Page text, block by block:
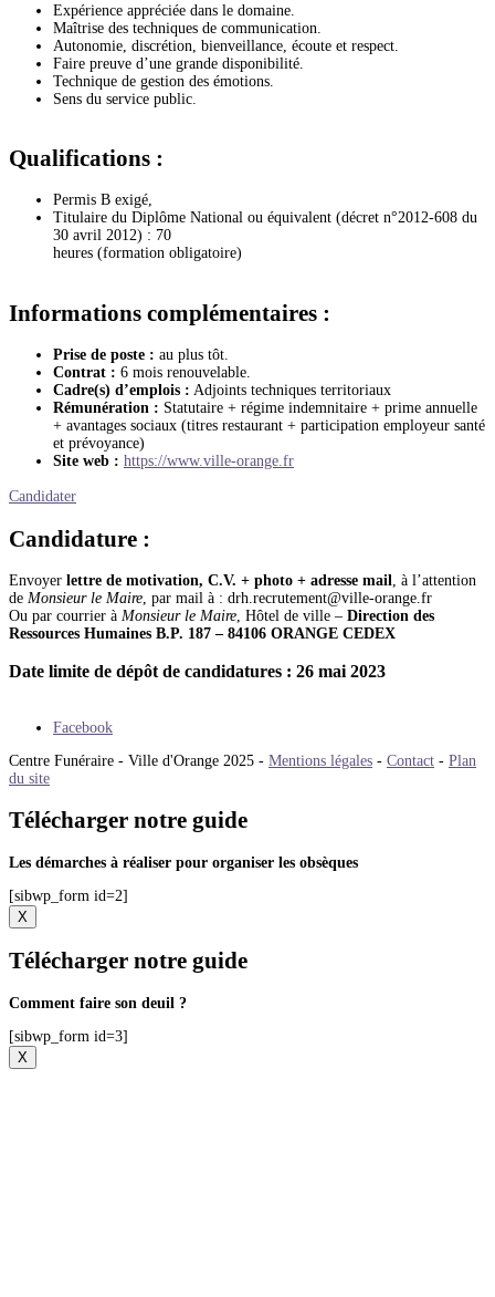
Expérience appréciée dans le domaine.
Maîtrise des techniques de communication.
Autonomie, discrétion, bienveillance, écoute et respect.
Faire preuve d’une grande disponibilité.
Technique de gestion des émotions.
Sens du service public.
Qualifications :
Permis B exigé,
Titulaire du Diplôme National ou équivalent (décret n°2012-608 du
30 avril 2012) : 70
heures (formation obligatoire)
Informations complémentaires :
Prise de poste : au plus tôt.
Contrat : 6 mois renouvelable.
Cadre(s) d’emplois : Adjoints techniques territoriaux
Rémunération : Statutaire + régime indemnitaire + prime annuelle
+ avantages sociaux (titres restaurant + participation employeur santé
et prévoyance)
Site web : https://www.ville-orange.fr
Candidater
Candidature :
Envoyer lettre de motivation, C.V. + photo + adresse mail, à l’attention
de Monsieur le Maire, par mail à : drh.recrutement@ville-orange.fr
Ou par courrier à Monsieur le Maire, Hôtel de ville – Direction des
Ressources Humaines B.P. 187 – 84106 ORANGE CEDEX
Date limite de dépôt de candidatures : 26 mai 2023
Facebook
Centre Funéraire - Ville d'Orange 2025 - Mentions légales - Contact - Plan
du site
Télécharger notre guide
Les démarches à réaliser pour organiser les obsèques
[sibwp_form id=2]
X
Télécharger notre guide
Comment faire son deuil ?
[sibwp_form id=3]
X